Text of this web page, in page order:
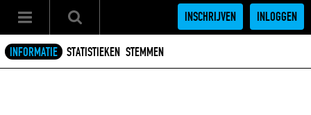
INSCHRIJVEN INLOGGEN
INFORMATIE STATISTIEKEN STEMMEN